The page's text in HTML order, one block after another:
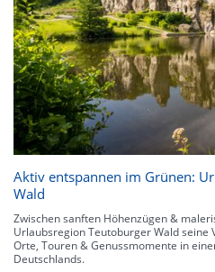
Aktiv entspannen im Grünen:
Wald
Zwischen sanften Höhenzügen &
Urlaubsregion Teutoburger Wald seine
Orte, Touren & Genussmomente in
Deutschlands.